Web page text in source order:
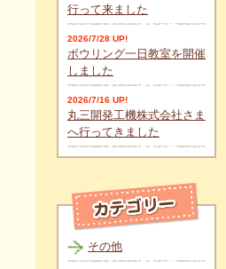
行って来ました
2026/7/28 UP!
ボウリング一日教室を開催
しました
2026/7/16 UP!
丸三開発工機株式会社さま
へ行ってきました
その他